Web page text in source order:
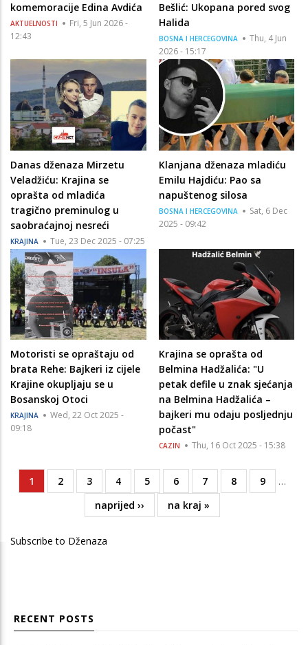
komemoracije Edina Avdića
AKTUELNOSTI
Fri, 5 Jun 2026 -
12:43
Bešlić: Ukopana pored svog
Halida
BOSNA I HERCEGOVINA
Thu, 4 Jun
2026 - 15:17
Danas dženaza Mirzetu
Veladžiću: Krajina se
oprašta od mladića
tragično preminulog u
saobraćajnoj nesreći
KRAJINA Tue, 23 Dec 2025 - 07:25
Klanjana dženaza mladiću
Emilu Hajdiću: Pao sa
napuštenog silosa
BOSNA I HERCEGOVINA
Sat, 6 Dec
2025 - 09:42
Motoristi se opraštaju od
brata Rehe: Bajkeri iz cijele
Krajine okupljaju se u
Bosanskoj Otoci
KRAJINA
Wed, 22 Oct 2025 -
09:18
Krajina se oprašta od
Belmina Hadžalića: "U
petak defile u znak sjećanja
na Belmina Hadžalića –
bajkeri mu odaju posljednju
počast"
CAZIN Thu, 16 Oct 2025 - 15:38
Pagination
Current
page
1 Page
2 Page
3 Page
4 Page
5 Page
6 Page
7 Page
8 Page
9
…
Next
page
naprijed ››
Last
page
na kraj »
Subscribe to Dženaza
RECENT POSTS